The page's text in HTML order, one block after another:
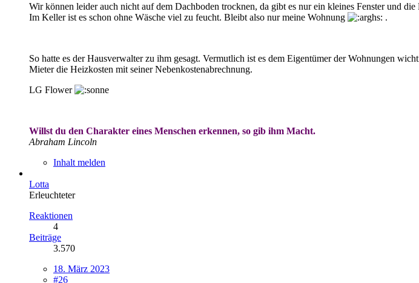
Wir können leider auch nicht auf dem Dachboden trocknen, da gibt es nur ein kleines Fenster und
Im Keller ist es schon ohne Wäsche viel zu feucht. Bleibt also nur meine Wohnung
.
So hatte es der Hausverwalter zu ihm gesagt. Vermutlich ist es dem Eigentümer der Wohnungen
Mieter die Heizkosten mit seiner Nebenkostenabrechnung.
LG Flower
Willst du den Charakter eines Menschen erkennen, so gib ihm Macht.
Abraham Lincoln
Inhalt melden
Lotta
Erleuchteter
Reaktionen
4
Beiträge
3.570
18. März 2023
#26